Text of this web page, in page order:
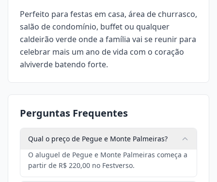
Perfeito para festas em casa, área de churrasco,
salão de condomínio, buffet ou qualquer
caldeirão verde onde a família vai se reunir para
celebrar mais um ano de vida com o coração
alviverde batendo forte.
Perguntas Frequentes
Qual o preço de Pegue e Monte Palmeiras?
O aluguel de Pegue e Monte Palmeiras começa a
partir de R$ 220,00 no Festverso.